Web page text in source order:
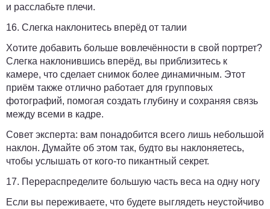
и расслабьте плечи.
16. Слегка наклонитесь вперёд от талии
Хотите добавить больше вовлечённости в свой портрет?
Слегка наклонившись вперёд, вы приблизитесь к
камере, что сделает снимок более динамичным. Этот
приём также отлично работает для групповых
фотографий, помогая создать глубину и сохраняя связь
между всеми в кадре.
Совет эксперта: вам понадобится всего лишь небольшой
наклон. Думайте об этом так, будто вы наклоняетесь,
чтобы услышать от кого-то пикантный секрет.
17. Перераспределите большую часть веса на одну ногу
Если вы переживаете, что будете выглядеть неустойчиво